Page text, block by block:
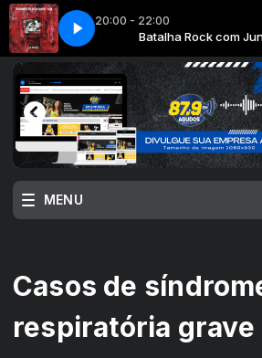
20:00 - 22:00
e Klebão Batalha Rock com
Catastrophe Film La Dispute -
MENU
Casos de
respiratória grave